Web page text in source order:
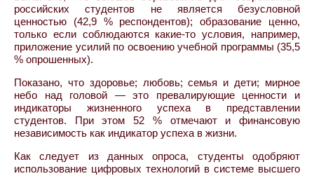
российских студентов не является безусловной
ценностью (42,9 % респондентов); образование ценно,
только если соблюдаются какие-то условия, например,
приложение усилий по освоению учебной программы (35,5
% опрошенных).
Показано, что здоровье; любовь; семья и дети; мирное
небо над головой — это превалирующие ценности и
индикаторы жизненного успеха в представлении
студентов. При этом 52 % отмечают и финансовую
независимость как индикатор успеха в жизни.
Как следует из данных опроса, студенты одобряют
использование цифровых технологий в системе высшего